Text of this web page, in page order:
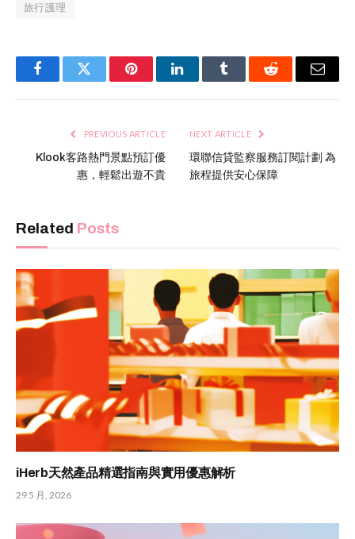
旅行護理
FacebookTwitter PinterestLinkedInTumblr Reddit Email
PREVIOUS ARTICLE
Klook客路熱門景點預訂優
惠，輕鬆出遊不貴
NEXT ARTICLE
環聯信貸監察服務訂閱計劃 為
旅程提供安心保障
Related Posts
iHerb天然產品精選指南與實用優惠解析
29 5 月, 2026